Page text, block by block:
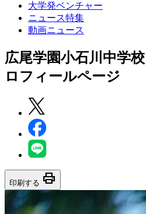
大学発ベンチャー
ニュース特集
動画ニュース
広尾学園小石川中学
ロフィールページ
印刷する print